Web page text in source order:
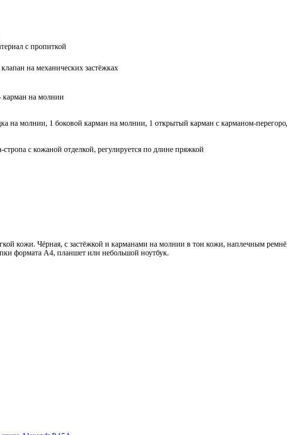
с пропиткой
на механических застёжках
карман на молнии
на молнии, 1 боковой карман на молнии, 1 открытый карман с карманом-
стропа с кожаной отделкой, регулируется по длине пряжкой
кожи. Чёрная, с застёжкой и карманами на молнии в тон кожи, наплечным
формата А4, планшет или небольшой ноутбук.